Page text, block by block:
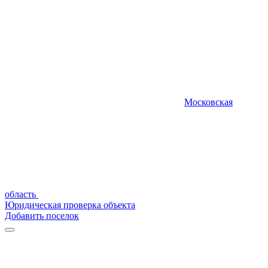
Московская
область
Юридическая проверка объекта
Добавить поселок